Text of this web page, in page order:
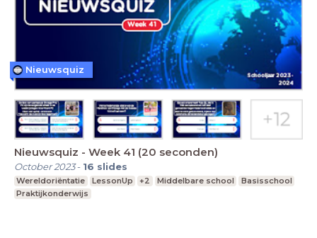
Nieuwsquiz - Week 41 (20 seconden)
October 2023- 16 slides
Wereldoriëntatie LessonUp +2 Middelbare school
Basisschool
Praktijkonderwijs
Nieuwsquiz